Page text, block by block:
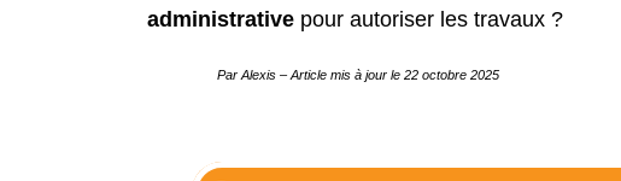
administrative pour autoriser les travaux ?
Par Alexis – Article mis à jour le 22 octobre 2025